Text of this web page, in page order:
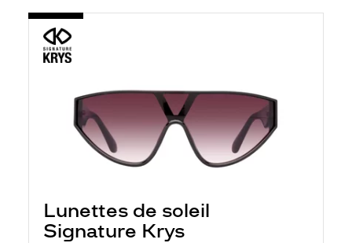
Lunettes de soleil
Signature Krys